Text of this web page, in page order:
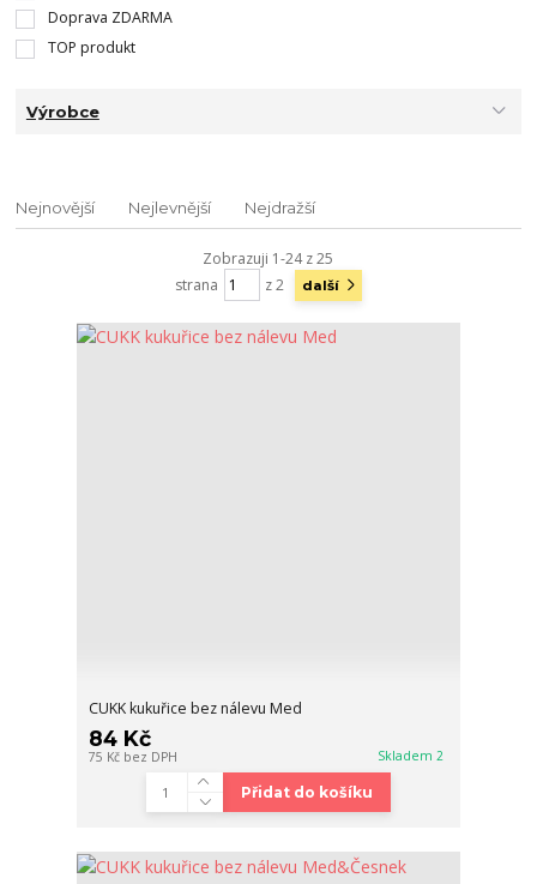
Doprava ZDARMA
TOP produkt
Výrobce
Nejnovější Nejlevnější Nejdražší
Zobrazuji 1-24 z 25
strana
z 2 další
CUKK kukuřice bez nálevu Med
84 Kč
75 Kč bez DPH Skladem 2
Přidat do košíku